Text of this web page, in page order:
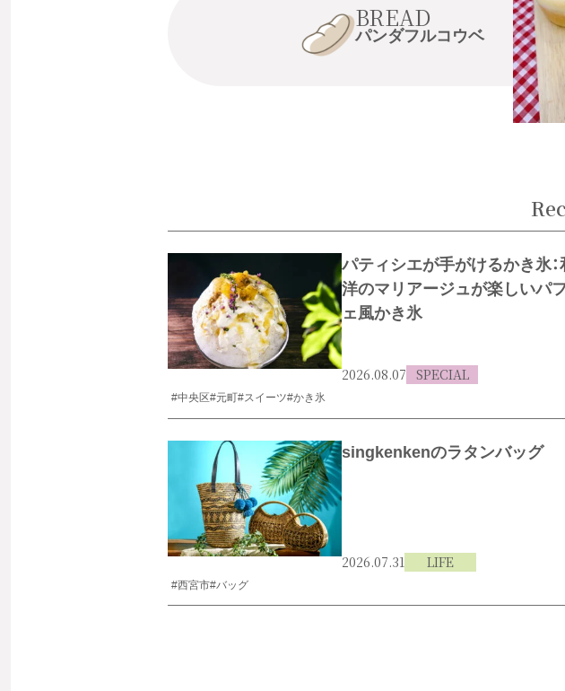
BREAD
パンダフルコウベ
パティシエが手がけるかき氷：
洋のマリアージュが楽しいパ
ェ風かき氷
2026.08.07 SPECIAL
#中央区#元町#スイーツ#かき氷
singkenkenのラタンバッグ
2026.07.31 LIFE
#西宮市#バッグ